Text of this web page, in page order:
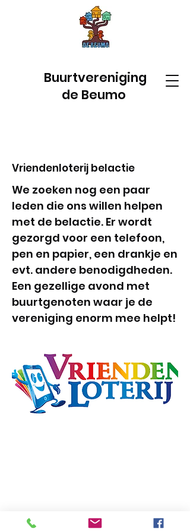
Buurtvereniging
de Beumo
Vriendenloterij belactie
We zoeken nog een paar
leden die ons willen helpen
met de belactie. Er wordt
gezorgd voor een telefoon,
pen en papier, een drankje en
evt. andere benodigdheden.
Een gezellige avond met
buurtgenoten waar je de
vereniging enorm mee helpt!